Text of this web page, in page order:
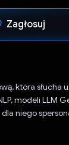
Zagłosuj
która słucha
modeli LLM
niego